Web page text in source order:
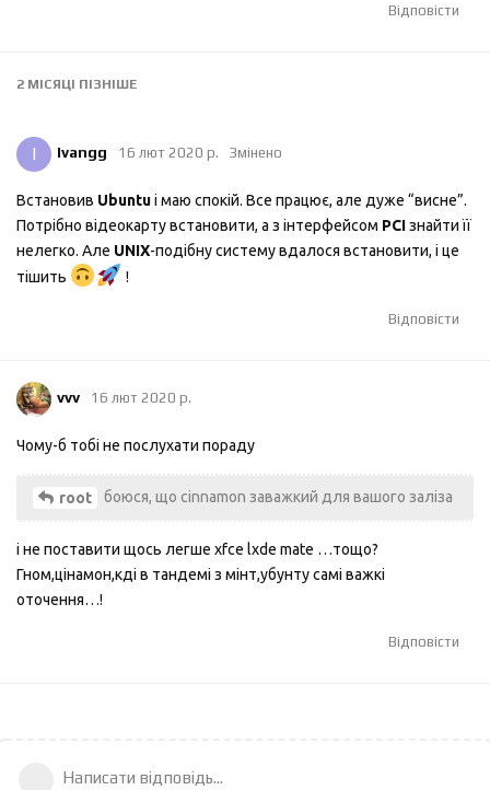
Відповісти
2 МІСЯЦІ ПІЗНІШЕ
I Ivangg 16 лют 2020 р. Змінено
Встановив Ubuntuі маю спокій. Все працює, але дуже “висне”.
Потрібно відеокарту встановити, а з інтерфейсом PCIзнайти її
нелегко. Але UNIX-подібну систему вдалося встановити, і це
тішить
!
Відповісти
vvv 16 лют 2020 р.
Чому-б тобі не послухати пораду
root боюся, що cinnamon заважкий для вашого залiза
і не поставити щось легше xfce lxde mate …тощо?
Гном,цінамон,кді в тандемі з мінт,убунту самі важкі
оточення…!
Відповісти
Написати відповідь...